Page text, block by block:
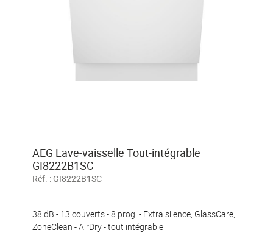
AEG Lave-vaisselle Tout-intégrable
GI8222B1SC
Réf. : GI8222B1SC
38 dB - 13 couverts - 8 prog. - Extra silence, GlassCare,
ZoneClean - AirDry - tout intégrable